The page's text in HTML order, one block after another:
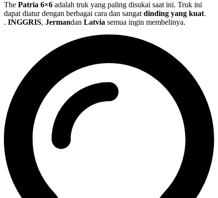
The Patria 6×6 adalah truk yang paling disukai saat ini. Truk ini
dapat diatur dengan berbagai cara dan sangatdinding yang kuat.
. INGGRIS, Jermandan Latvia semua ingin membelinya.